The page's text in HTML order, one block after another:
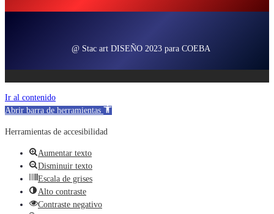
@ Stac art DISEÑO 2023 para COEBA
Ir al contenido
Abrir barra de herramientas
Herramientas de accesibilidad
Aumentar texto
Disminuir texto
Escala de grises
Alto contraste
Contraste negativo